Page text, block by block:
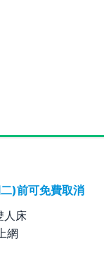
)前可免費取消
人床
網